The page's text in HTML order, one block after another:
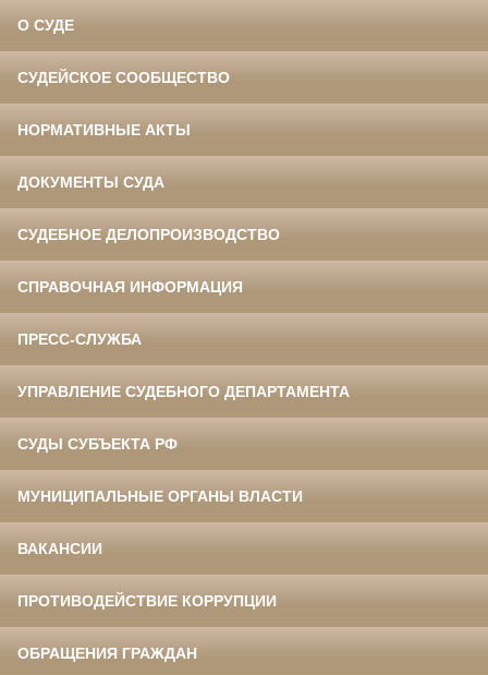
О СУДЕ
СУДЕЙСКОЕ СООБЩЕСТВО
НОРМАТИВНЫЕ АКТЫ
ДОКУМЕНТЫ СУДА
СУДЕБНОЕ ДЕЛОПРОИЗВОДСТВО
СПРАВОЧНАЯ ИНФОРМАЦИЯ
ПРЕСС-СЛУЖБА
УПРАВЛЕНИЕ СУДЕБНОГО ДЕПАРТАМЕНТА
СУДЫ СУБЪЕКТА РФ
МУНИЦИПАЛЬНЫЕ ОРГАНЫ ВЛАСТИ
ВАКАНСИИ
ПРОТИВОДЕЙСТВИЕ КОРРУПЦИИ
ОБРАЩЕНИЯ ГРАЖДАН